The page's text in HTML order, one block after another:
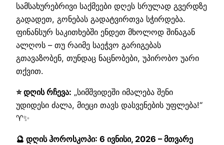
სამსახურებრივი საქმეები დღეს სრულად გვერდზე
გადადეთ, გონებას გადატვირთვა სჭირდება.
ფინანსურ საკითხებში ენდეთ მხოლოდ შინაგან
ალღოს – თუ რაიმე საეჭვო გარიგებას
გთავაზობენ, თუნდაც ნაცნობები, უპირობო უარი
თქვით.
⭐ დღის რჩევა: „სიმშვიდეში იმალება შენი
უდიდესი ძალა, მიეცი თავს დასვენების უფლება!“
♈✨
🔮 დღის ჰოროსკოპი: 6 ივნისი, 2026 – მთვარე